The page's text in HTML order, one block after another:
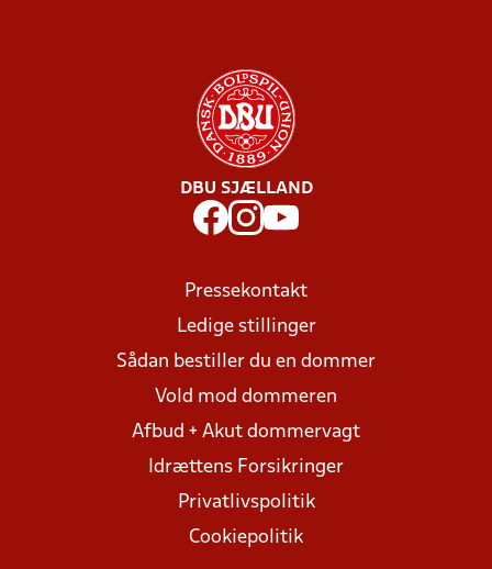
DBU SJÆLLAND
Pressekontakt
Ledige stillinger
Sådan bestiller du en dommer
Vold mod dommeren
Afbud + Akut dommervagt
Idrættens Forsikringer
Privatlivspolitik
Cookiepolitik